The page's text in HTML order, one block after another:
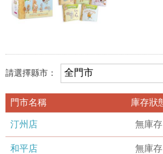
請選擇縣市：
門市名稱 庫存狀
汀州店 無庫存
和平店 無庫存